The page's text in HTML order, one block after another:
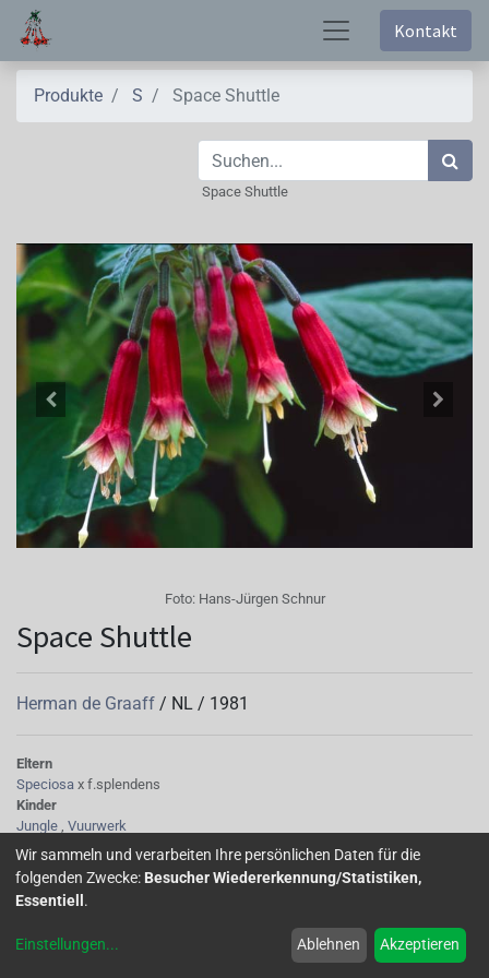
Kontakt
Produkte S Space Shuttle
Space Shuttle
Foto: Hans-Jürgen Schnur
Space Shuttle
Herman de Graaff / NL / 1981
Eltern
Speciosa x f.splendens
Kinder
Jungle , Vuurwerk
Tubus
lang und dünn, orange-rot
Sepalen
klein, orange-rot, spitz mit orangegelben Spitzen
außen orangerot innen gelblichweiß
Wir sammeln und verarbeiten Ihre persönlichen Daten für die
folgenden Zwecke: Besucher Wiedererkennung/Statistiken,
Essentiell .
Einstellungen... Ablehnen Akzeptieren